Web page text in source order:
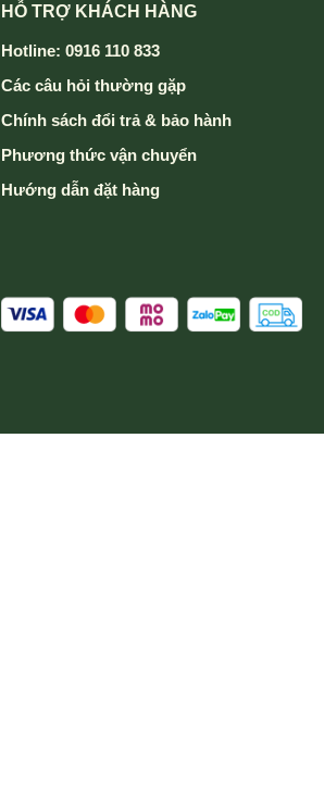
HỖ TRỢ KHÁCH HÀNG
Hotline: 0916 110 833
Các câu hỏi thường gặp
Chính sách đổi trả & bảo hành
Phương thức vận chuyển
Hướng dẫn đặt hàng